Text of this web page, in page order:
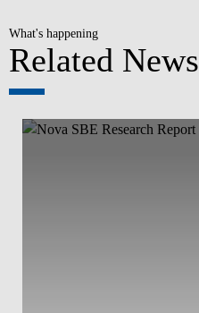
What's happening
Related News